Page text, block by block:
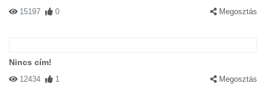
15197 0 Megosztás
Nincs cím!
12434 1 Megosztás